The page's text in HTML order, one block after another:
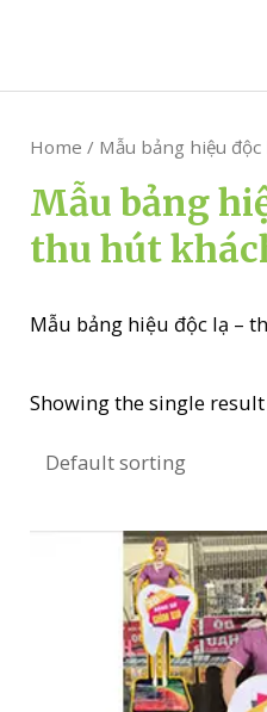
Home / Mẫu bảng hiệu
Mẫu bảng
thu hút
Mẫu bảng hiệu độc lạ –
Showing the single result